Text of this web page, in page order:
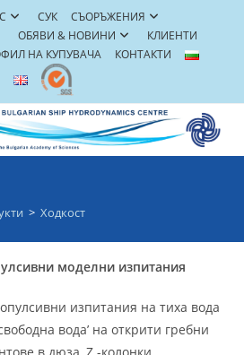
СУК
СЪОРЪЖЕНИЯ
ОБЯВИ & НОВИНИ
КЛИЕНТИ
НА КУПУВАЧА КОНТАКТИ
> Ходкост
моделни изпитания
изпитания на тиха вода
вода’ на открити гребни